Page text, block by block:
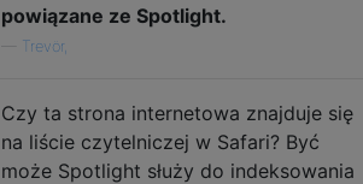
powiązane ze Spotlight.
Trevör,
Czy ta strona internetowa znajduje się
na liście czytelniczej w Safari? Być
może Spotlight służy do indeksowania